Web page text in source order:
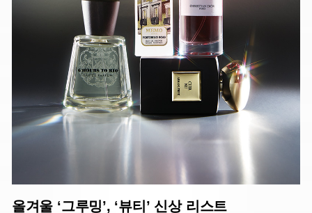
올겨울 ‘그루밍’, ‘뷰티’ 신상 리스트